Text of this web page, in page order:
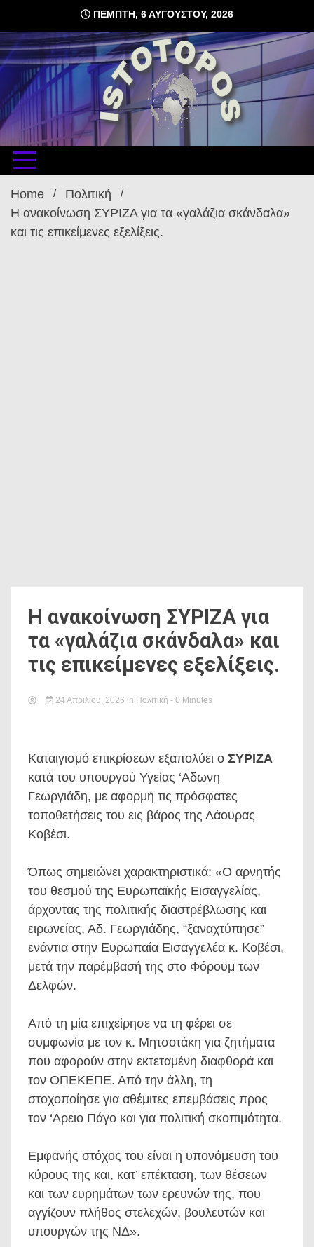
content
ΠΈΜΠΤΗ, 6 ΑΥΓΟΎΣΤΟΥ, 2026
δωρεάν φιλοξενία ιστοσελίδων , ειδήσεις
Home
Πολιτική
Η ανακοίνωση ΣΥΡΙΖΑ για τα «γαλάζια σκάνδαλα»
και τις επικείμενες εξελίξεις.
Η ανακοίνωση ΣΥΡΙΖΑ για
τα «γαλάζια σκάνδαλα» και
τις επικείμενες εξελίξεις.
24 Απριλίου, 2026 in Πολιτική - 0 Minutes
Καταιγισμό επικρίσεων εξαπολύει ο ΣΥΡΙΖΑ
κατά του υπουργού Υγείας ‘Αδωνη
Γεωργιάδη, με αφορμή τις πρόσφατες
τοποθετήσεις του εις βάρος της Λάουρας
Κοβέσι.
Όπως σημειώνει χαρακτηριστικά: «Ο αρνητής
του θεσμού της Ευρωπαϊκής Εισαγγελίας,
άρχοντας της πολιτικής διαστρέβλωσης και
ειρωνείας, Αδ. Γεωργιάδης, “ξαναχτύπησε”
ενάντια στην Ευρωπαία Εισαγγελέα κ. Κοβέσι,
μετά την παρέμβασή της στο Φόρουμ των
Δελφών.
Από τη μία επιχείρησε να τη φέρει σε
συμφωνία με τον κ. Μητσοτάκη για ζητήματα
που αφορούν στην εκτεταμένη διαφθορά και
τον ΟΠΕΚΕΠΕ. Από την άλλη, τη
στοχοποίησε για αθέμιτες επεμβάσεις προς
τον ‘Αρειο Πάγο και για πολιτική σκοπιμότητα.
Εμφανής στόχος του είναι η υπονόμευση του
κύρους της και, κατ’ επέκταση, των θέσεων
και των ευρημάτων των ερευνών της, που
αγγίζουν πλήθος στελεχών, βουλευτών και
υπουργών της ΝΔ».